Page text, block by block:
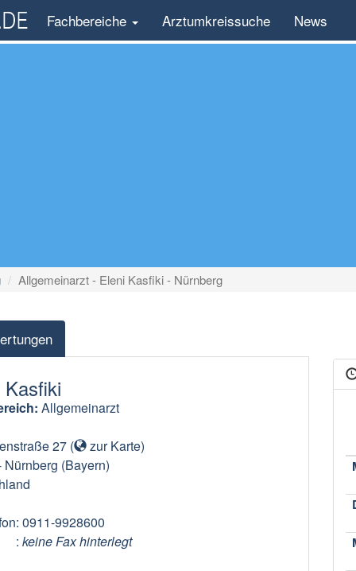
Fachbereiche Arztumkreissuche News
Allgemeinarzt - Eleni Kasfiki - Nürnberg
Allgemeinarzt
27( zur Karte)
Nürnberg (Bayern)
: 0911-9928600
: keine Fax hinterlegt